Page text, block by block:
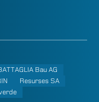
Bau AG
Resurses SA